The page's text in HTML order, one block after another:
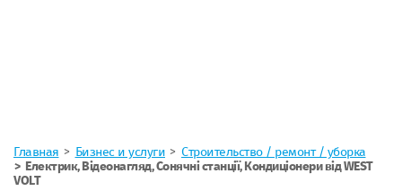
Главная Бизнес и услуги
Строительство / ремонт / уборка
Електрик, Відеонагляд, Сонячні станції, Кондиціонери від WEST
VOLT